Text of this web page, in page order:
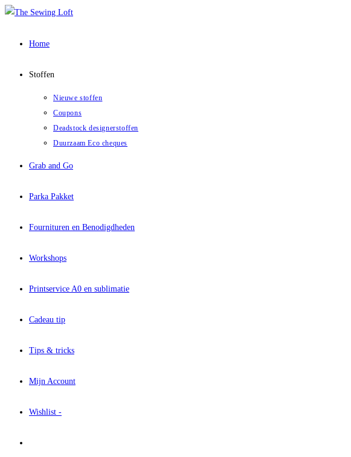
Ga
inhoud
Home
Stoffen
Nieuwe stoffen
Coupons
Deadstock designerstoffen
Duurzaam Eco cheques
Grab and Go
Parka Pakket
Fournituren en Benodigdheden
Workshops
Printservice A0 en sublimatie
Cadeau tip
Tips & tricks
Mijn Account
Wishlist -